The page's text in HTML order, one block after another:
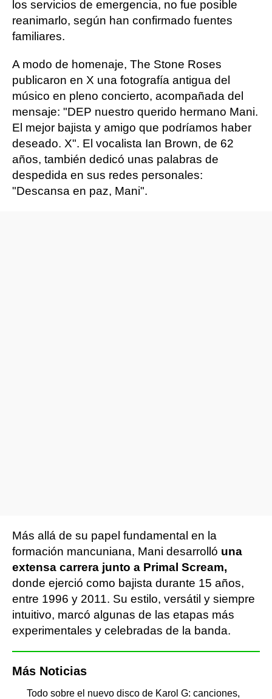
los servicios de emergencia, no fue posible
reanimarlo, según han confirmado fuentes
familiares.
A modo de homenaje, The Stone Roses
publicaron en X una fotografía antigua del
músico en pleno concierto, acompañada del
mensaje: "DEP nuestro querido hermano Mani.
El mejor bajista y amigo que podríamos haber
deseado. X". El vocalista Ian Brown, de 62
años, también dedicó unas palabras de
despedida en sus redes personales:
"Descansa en paz, Mani".
Más allá de su papel fundamental en la
formación mancuniana, Mani desarrolló una
extensa carrera junto a Primal Scream,
donde ejerció como bajista durante 15 años,
entre 1996 y 2011. Su estilo, versátil y siempre
intuitivo, marcó algunas de las etapas más
experimentales y celebradas de la banda.
Más Noticias
Todo sobre el nuevo disco de Karol G: canciones,